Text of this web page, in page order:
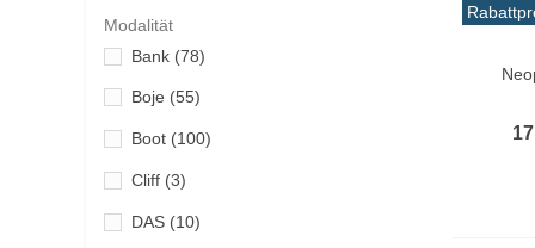
Beach brand
(26)
Angelrute
Anker(1)
Anker-Kit
Anode(5)
anregen
Ansaugnadel
Modalität
Bank (78)
Boje (55)
Boot (100)
Cliff (3)
DAS (10)